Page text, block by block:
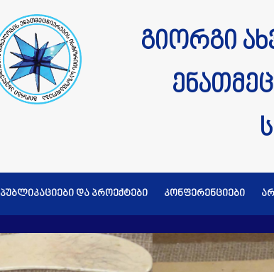
გიორგი
პუბლიკაციები და პროექტები კონფერენციები